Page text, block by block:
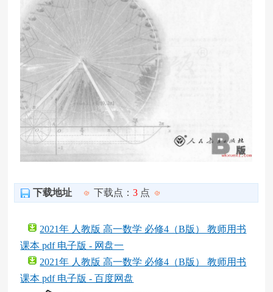
下载地址 下载点：3 点
2021年 人教版 高一数学 必修4（B版） 教师用书
课本 pdf 电子版 - 网盘一
2021年 人教版 高一数学 必修4（B版） 教师用书
课本 pdf 电子版 - 百度网盘